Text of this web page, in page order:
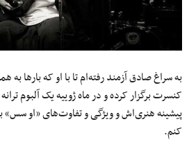
به سراغ صادق آزمند رفته‌ام تا با او که بارها
کنسرت برگزار کرده و در ماه ژوییه یک آلبوم ترانه
پیشینه هنری‌اش و ویژگی و تفاوت‌های «او سس»
کنم.